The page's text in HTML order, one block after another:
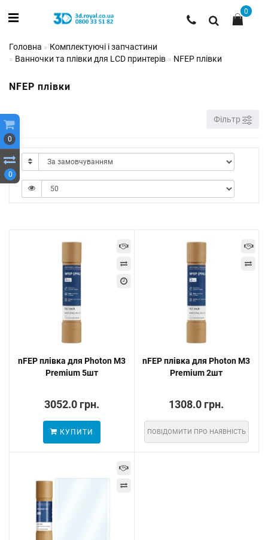
0
0
0
Головна
Комплектуючі і запчастини
Ванночки та плівки для LCD принтерів
NFEP плівки
NFEP плівки
Фільтр
nFEP плівка для Photon M3
Premium 5шт
3052.0 грн.
КУПИТИ
nFEP плівка для Photon M3
Premium 2шт
1308.0 грн.
ПОВІДОМИТИ ПРО НАЯВНІСТЬ